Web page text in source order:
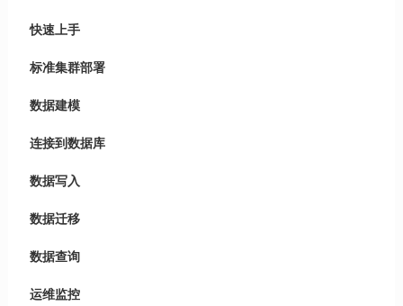
快速上手
标准集群部署
数据建模
连接到数据库
数据写入
数据迁移
数据查询
运维监控